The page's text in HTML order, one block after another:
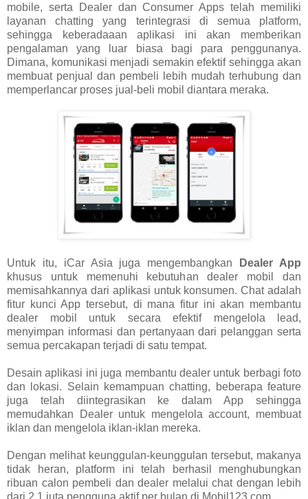
mobile, serta Dealer dan Consumer Apps telah memiliki
layanan chatting yang terintegrasi di semua platform,
sehingga keberadaaan aplikasi ini akan memberikan
pengalaman yang luar biasa bagi para penggunanya.
Dimana, komunikasi menjadi semakin efektif sehingga akan
membuat penjual dan pembeli lebih mudah terhubung dan
memperlancar proses jual-beli mobil diantara meraka.
Untuk itu, iCar Asia juga mengembangkan
Dealer App
khusus untuk memenuhi kebutuhan dealer mobil dan
memisahkannya dari aplikasi untuk konsumen. Chat adalah
fitur kunci App tersebut, di mana fitur ini akan membantu
dealer mobil untuk secara efektif mengelola lead,
menyimpan informasi dan pertanyaan dari pelanggan serta
semua percakapan terjadi di satu tempat.
Desain aplikasi ini juga membantu dealer untuk berbagi foto
dan lokasi. Selain kemampuan chatting, beberapa feature
juga telah diintegrasikan ke dalam App sehingga
memudahkan Dealer untuk mengelola account, membuat
iklan dan mengelola iklan-iklan mereka.
Dengan melihat keunggulan-keunggulan tersebut, makanya
tidak heran, platform ini telah berhasil menghubungkan
ribuan calon pembeli dan dealer melalui chat dengan lebih
dari 2,1 juta pengguna aktif per bulan di Mobil123.com.